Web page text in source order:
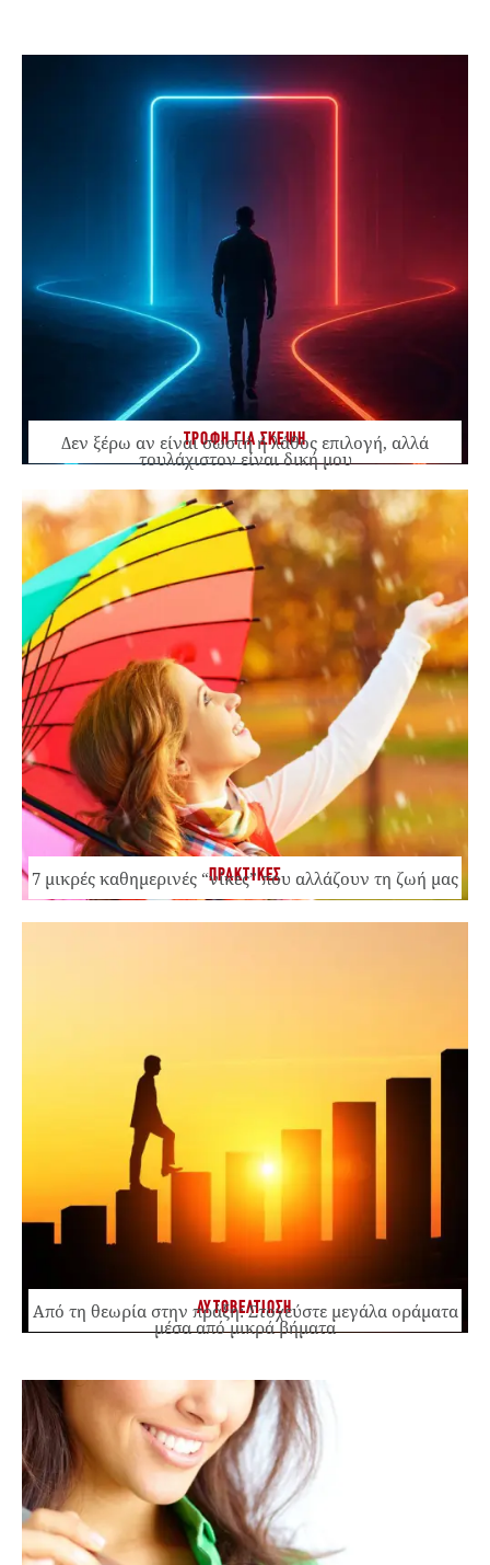
ΤΡΟΦΗ ΓΙΑ ΣΚΕΨΗ
Δεν ξέρω αν είναι σωστή ή λάθος επιλογή, αλλά
τουλάχιστον είναι δική μου
ΠΡΑΚΤΙΚΕΣ
7 μικρές καθημερινές “νίκες” που αλλάζουν τη ζωή μας
ΑΥΤΟΒΕΛΤΙΩΣΗ
Από τη θεωρία στην πράξη: Στοχεύστε μεγάλα οράματα
μέσα από μικρά βήματα